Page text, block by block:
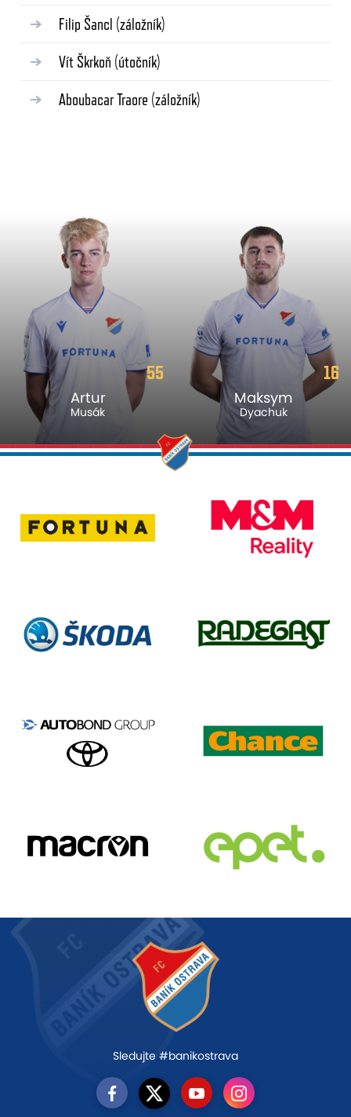
Filip Šancl (záložník)
Vít Škrkoň (útočník)
Aboubacar Traore (záložník)
55
Artur
Musák
16
Maksym
Dyachuk
Sledujte #banikostrava